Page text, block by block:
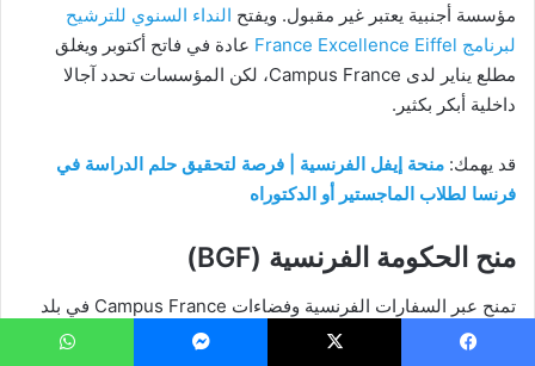
مؤسسة أجنبية يعتبر غير مقبول. ويفتح النداء السنوي للترشيح
لبرنامج France Excellence Eiffel
عادة في فاتح أكتوبر ويغلق
مطلع يناير لدى Campus France، لكن المؤسسات تحدد آجالا
داخلية أبكر بكثير.
قد يهمك: منحة إيفل الفرنسية | فرصة لتحقيق حلم الدراسة في
فرنسا لطلاب الماجستير أو الدكتوراه
منح الحكومة الفرنسية (BGF)
تمنح عبر السفارات الفرنسية وفضاءات Campus France في بلد
الإقامة، وتختلف صيغها وشروطها من بلد لآخر. ميزتها المزدوجة أنها